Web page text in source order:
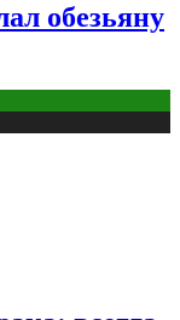
обезьяну